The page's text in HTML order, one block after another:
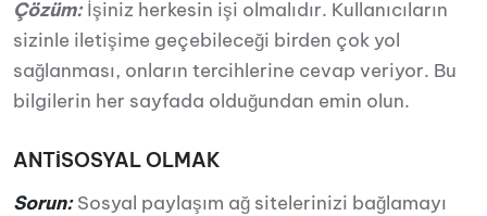
Çözüm: İşiniz herkesin işi olmalıdır. Kullanıcıların
sizinle iletişime geçebileceği birden çok yol
sağlanması, onların tercihlerine cevap veriyor. Bu
bilgilerin her sayfada olduğundan emin olun.
ANTİSOSYAL OLMAK
Sorun: Sosyal paylaşım ağ sitelerinizi bağlamayı